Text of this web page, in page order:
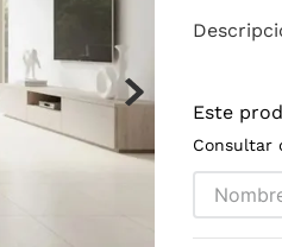
Este
Consultar